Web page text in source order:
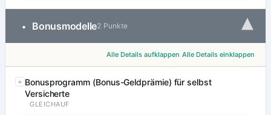
• Bonusmodelle2 Punkte ▾
Alle Details aufklappen Alle Details einklappen
Bonusprogramm (Bonus-Geldprämie) für selbst
Versicherte
GLEICHAUF